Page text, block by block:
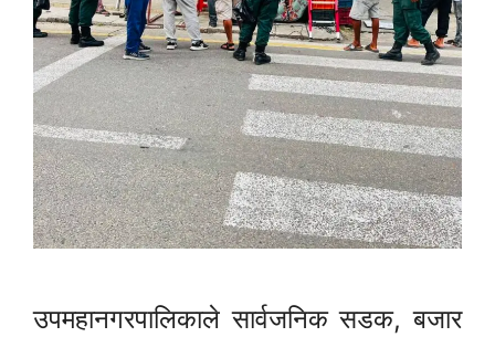
उपमहानगरपालिकाले सार्वजनिक सडक, बजार